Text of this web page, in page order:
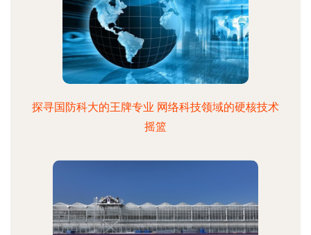
探寻国防科大的王牌专业 网络科技领域的硬核技术
摇篮